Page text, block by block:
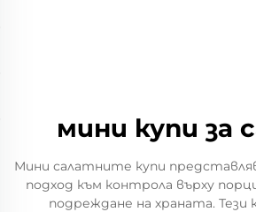
мини купи за
Мини салатните купи
подход към контрола върху
подреждане на храната. Тези